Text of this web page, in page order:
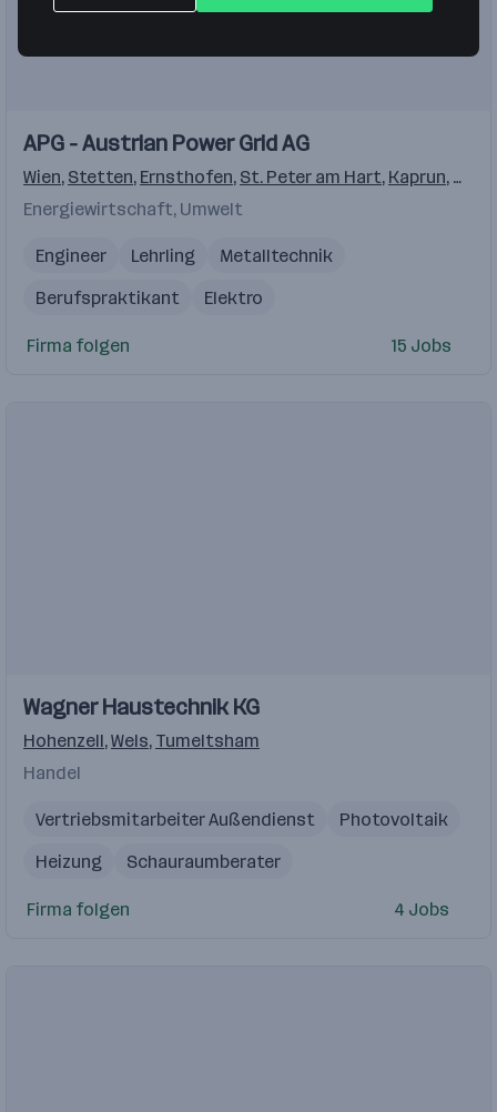
Videos
Einblicke
Einblicke
APG - Austrian Power Grid AG
Wien, Stetten, Ernsthofen, St. Peter am Hart, Kaprun,
Energiewirtschaft, Umwelt
Engineer Lehrling
Metalltechnik
Berufspraktikant
Elektro
Firma folgen 15 Jobs
Wagner Haustechnik KG
Hohenzell,Wels, Tumeltsham
Handel
Vertriebsmitarbeiter Außendienst
Photovoltaik
Heizung
Schauraumberater
Vertriebsmitarbeiter Innendienst
Firma folgen 4 Jobs